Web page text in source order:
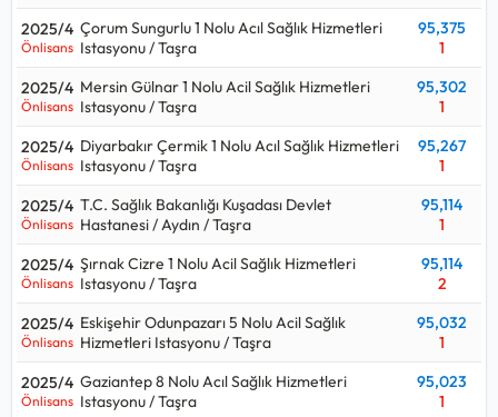
2025/4
Önlisans
Çorum Sungurlu 1 Nolu Acıl Sağlık Hizmetleri
Istasyonu / Taşra
95,375
1
2025/4
Önlisans
Mersin Gülnar 1 Nolu Acil Sağlık Hizmetleri
Istasyonu / Taşra
95,302
1
2025/4
Önlisans
Diyarbakır Çermik 1 Nolu Acıl Sağlık Hizmetleri
Istasyonu / Taşra
95,267
1
2025/4
Önlisans
T.C. Sağlık Bakanlığı Kuşadası Devlet
Hastanesi / Aydın / Taşra
95,114
1
2025/4
Önlisans
Şırnak Cizre 1 Nolu Acil Sağlık Hizmetleri
Istasyonu / Taşra
95,114
2
2025/4
Önlisans
Eskişehir Odunpazarı 5 Nolu Acil Sağlık
Hizmetleri Istasyonu / Taşra
95,032
1
2025/4
Önlisans
Gaziantep 8 Nolu Acıl Sağlık Hizmetleri
Istasyonu / Taşra
95,023
1